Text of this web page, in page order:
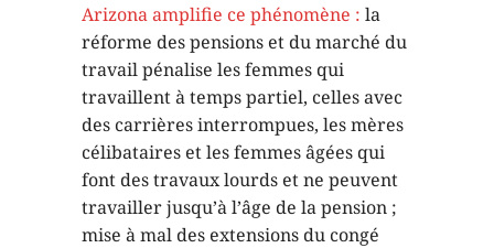
Arizona amplifie ce phénomène : la
réforme des pensions et du marché du
travail pénalise les femmes qui
travaillent à temps partiel, celles avec
des carrières interrompues, les mères
célibataires et les femmes âgées qui
font des travaux lourds et ne peuvent
travailler jusqu’à l’âge de la pension ;
mise à mal des extensions du congé